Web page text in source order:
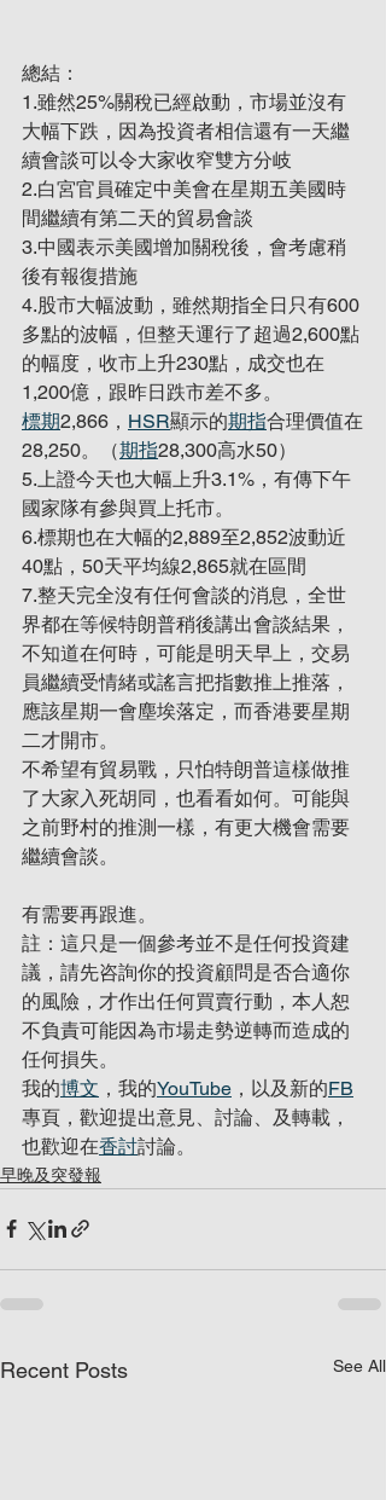
總結：
1.雖然25%關稅已經啟動，市場並沒有
大幅下跌，因為投資者相信還有一天繼
續會談可以令大家收窄雙方分岐
2.白宮官員確定中美會在星期五美國時
間繼續有第二天的貿易會談
3.中國表示美國增加關稅後，會考慮稍
後有報復措施
4.股市大幅波動，雖然期指全日只有600
多點的波幅，但整天運行了超過2,600點
的幅度，收市上升230點，成交也在
1,200億，跟昨日跌市差不多。
標期2,866， HSR顯示的期指合理價值在
28,250。（期指28,300高水50）
5.上證今天也大幅上升3.1%，有傳下午
國家隊有參與買上托市。
6.標期也在大幅的2,889至2,852波動近
40點，50天平均線2,865就在區間
7.整天完全沒有任何會談的消息，全世
界都在等候特朗普稍後講出會談結果，
不知道在何時，可能是明天早上，交易
員繼續受情緒或謠言把指數推上推落，
應該星期一會塵埃落定，而香港要星期
二才開市。
不希望有貿易戰，只怕特朗普這樣做推
了大家入死胡同，也看看如何。可能與
之前野村的推測一樣，有更大機會需要
繼續會談。
有需要再跟進。
註：這只是一個參考並不是任何投資建
議，請先咨詢你的投資顧問是否合適你
的風險，才作出任何買賣行動，本人恕
不負責可能因為市場走勢逆轉而造成的
任何損失。
我的博文 ，我的YouTube ，以及新的FB
專頁，歡迎提出意見、討論、及轉載，
也歡迎在香討討論。
早晚及突發報
Recent Posts See All